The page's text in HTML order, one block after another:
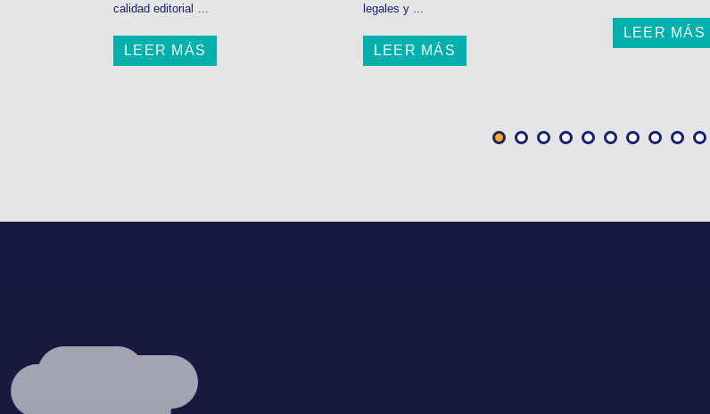
calidad editorial ...
LEER MÁS
legales y ...
LEER MÁS
LEER MÁS